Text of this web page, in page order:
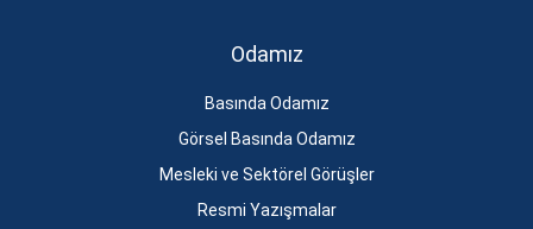
Odamız
Basında Odamız
Görsel Basında Odamız
Mesleki ve Sektörel Görüşler
Resmi Yazışmalar